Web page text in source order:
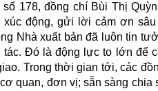
số 178, đồng chí Bùi Thị
xúc động, gửi lời cảm ơn
Nhà xuất bản đã luôn tin
tác. Đó là động lực to lớn để
Trong thời gian tới, các
quan, đơn vị; sẵn sàng chia